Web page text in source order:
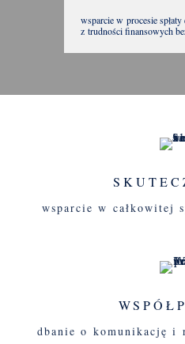
wsparcie w procesie
z trudności finansowych
wsparcie w całkowitej
dbanie o komunikację i